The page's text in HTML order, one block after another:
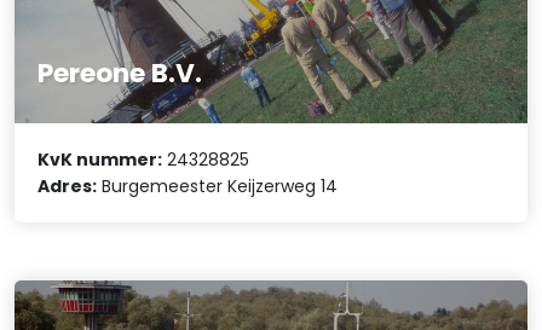
Pereone B.V.
KvK nummer: 24328825
Adres: Burgemeester Keijzerweg 14